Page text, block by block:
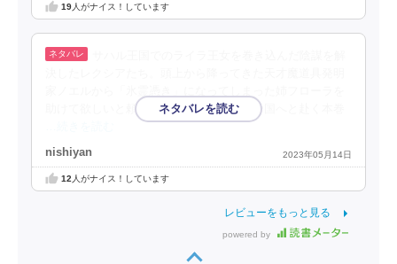
19人がナイス！しています
助けて欲しいと頼まれ、極北のロメール帝国へと赴く本巻
nishiyan 2023年05月14日
12人がナイス！しています
レビューをもっと見る
powered by